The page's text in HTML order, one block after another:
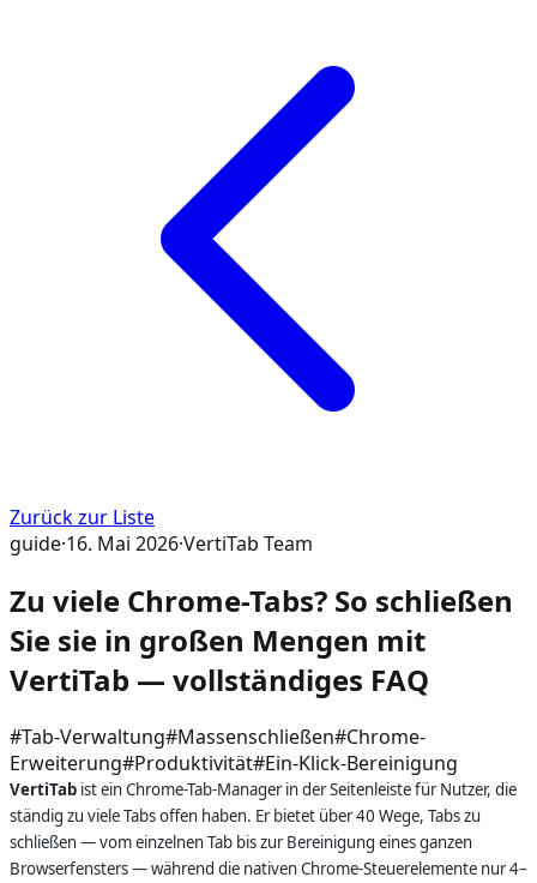
Zurück zur Liste
guide·16. Mai 2026·VertiTab Team
Zu viele Chrome-Tabs? So schließen
Sie sie in großen Mengen mit
VertiTab — vollständiges FAQ
#Tab-Verwaltung#Massenschließen#Chrome-
Erweiterung#Produktivität#Ein-Klick-Bereinigung
VertiTab ist ein Chrome-Tab-Manager in der Seitenleiste für Nutzer, die
ständig zu viele Tabs offen haben. Er bietet über 40 Wege, Tabs zu
schließen — vom einzelnen Tab bis zur Bereinigung eines ganzen
Browserfensters — während die nativen Chrome-Steuerelemente nur 4–